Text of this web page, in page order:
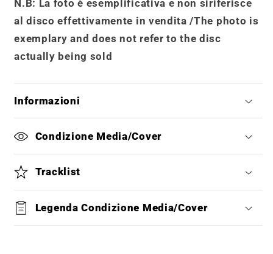
N.B: La foto è esemplificativa e non siriferisce
al disco effettivamente in vendita /The photo is
exemplary and does not refer to the disc
actually being sold
Informazioni
Condizione Media/Cover
Tracklist
Legenda Condizione Media/Cover